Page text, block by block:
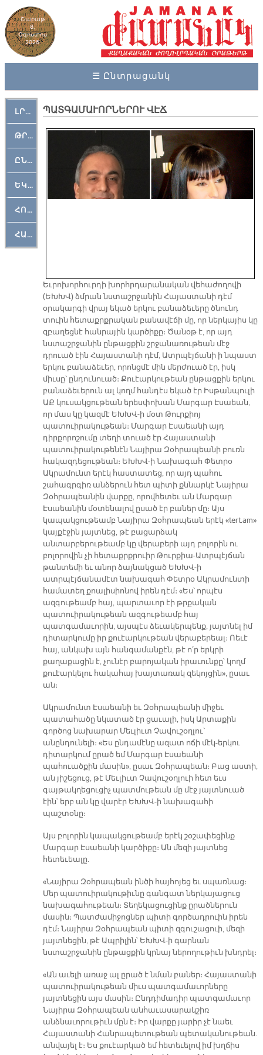
Շաբաթ
8,
Օգոստոս
2026
☰ Ընտրացանկ
ԼՐԱՀՈՍ
ԹՐՔԱՀԱՅ ԿԵԱՆՔ
ԸՆԿԵՐԱՄՇԱԿՈՒԹԱՅԻՆ
ԵԿԵՂԵՑԱԿԱՆ
ՀՈԳԵՄՏԱՒՈՐ
ՀԱՐԹԱԿ
ՊԱՏԳԱՄԱՒՈՐՆԵՐՈՒ ՎԷՃ
Եւրոխորհուրդի խորհրդարանական վեհաժողովի
(ԵԽԽՎ) ձմրան նստաշրջանին Հայաստանի դէմ
օրակարգի վրայ եկած երկու բանաձեւերը ծնունդ
տուին հետաքրքրական բանավէճի մը, որ ներկայիս կը
զբաղեցնէ հանրային կարծիքը։ Ծանօթ է, որ այդ
նստաշրջանին ընթացքին շրջանառութեան մէջ
դրուած էին Հայաստանի դէմ, Ատրպէյճանի ի նպաստ
երկու բանաձեւեր, որոնցմէ մին մերժուած էր, իսկ
միւսը՝ ընդունուած։ Քուէարկութեան ընթացքին երկու
բանաձեւերուն ալ կողմ հանդէս եկած էր Իսթանպուլի
ԱՔ կուսակցութեան երեսփոխան Մարգար Էսաեան,
որ մաս կը կազմէ ԵԽԽՎ-ի մօտ Թուրքիոյ
պատուիրակութեան։ Մարգար Էսաեանի այդ
դիրքորոշումը տեղի տուած էր Հայաստանի
պատուիրակութենէն Նայիրա Զօհրապեանի բուռն
հակազդեցութեան։ ԵԽԽՎ-ի Նախագահ Փետրօ
Ակրամունտ երէկ հաստատեց, որ այդ պահու
շահագրգիռ անձերուն հետ պիտի քննարկէ Նայիրա
Զօհրապեանին վարքը, որովհետեւ ան Մարգար
Էսաեանին մօտենալով ըսած էր բաներ մը։ Այս
կապակցութեամբ Նայիրա Զօհրապեան երէկ «tert.am»
կայքէջին յայտնեց, թէ բացարձակ
անտարբերութեամբ կը վերաբերի այդ բոլորին ու
բոլորովին չի հետաքրքրուիր Թուրքիա-Ատրպէյճան
թանտեմի եւ անոր ձայնակցած ԵԽԽՎ-ի
ատրպէյճանամէտ նախագահ Փետրօ Ակրամունտի
համատեղ քոալիսիոնով իրեն դէմ։ «Ես՝ որպէս
ազգութեամբ հայ, պարտաւոր էի թրքական
պատուիրակութեան ազգութեամբ հայ
պատգամաւորին, այսպէս ձեւակերպենք, յայտնել իմ
դիտարկումը իր քուէարկութեան վերաբերեալ։ Ոեւէ
հայ, անկախ այն հանգամանքէն, թէ ո՛ր երկրի
քաղաքացին է, չունէր բարոյական իրաւունքը՝ կողմ
քուէարկելու հակահայ խայտառակ զեկոյցին», ըսաւ
ան։
Ակրամունտ Էսաեանի եւ Զօհրապեանի միջեւ
պատահածը նկատած էր ցաւալի, իսկ Արտաքին
գործոց նախարար Մեւլիւտ Չավուշօղլու՝
անընդունելի։ «Ես ընդամէնը ազատ ոճի մէկ-երկու
դիտարկում ըրած եմ Մարգար Էսաեանի
պահուածքին մասին», ըսաւ Զօհրապեան։ Բաց աստի,
ան յիշեցուց, թէ Մեւլիւտ Չավուշօղլուի հետ եւս
գայթակղեցուցիչ պատմութեան մը մէջ յայտնուած
էին՝ երբ ան կը վարէր ԵԽԽՎ-ի նախագահի
պաշտօնը։
Այս բոլորին կապակցութեամբ երէկ շօշափեցինք
Մարգար Էսաեանի կարծիքը։ Ան մեզի յայտնեց
հետեւեալը.
«Նայիրա Զօհրապեան ինծի հայհոյեց եւ սպառնաց։
Մեր պատուիրակութիւնը գանգատ ներկայացուց
նախագահութեան։ Տեղեկացուցինք ըրածներուն
մասին։ Պատժամիջոցներ պիտի գործադրուին իրեն
դէմ։ Նայիրա Զօհրապեան պիտի զգուշացուի, մեզի
յայտնեցին, թէ Ապրիլին՝ ԵԽԽՎ-ի գարնան
նստաշրջանին ընթացքին կրնայ ներողութիւն խնդրել։
«Ան աւելի առաջ ալ ըրած է նման բաներ։ Հայաստանի
պատուիրակութեան միւս պատգամաւորները
յայտնեցին այս մասին։ Ընդդիմադիր պատգամաւոր
Նայիրա Զօհրապեան անհաւասարակշիռ
անձնաւորութիւն մըն է։ Իր վարքը յարիր չէ նաեւ
Հայաստանի Հանրապետութեան պետականութեան.
անվայել է։ Ես քուէարկած եմ հետեւելով իմ խղճիս